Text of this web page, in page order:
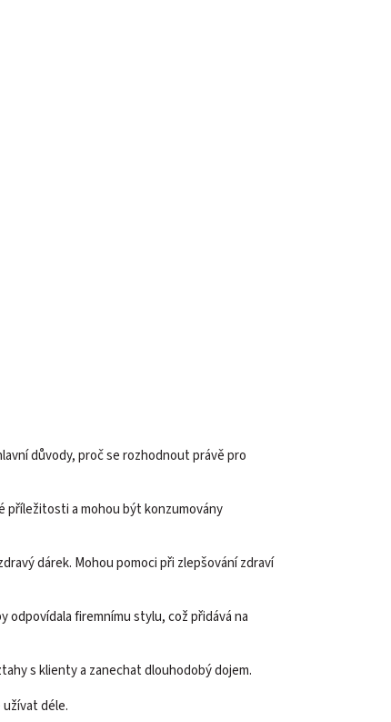
důvody, proč se rozhodnout právě pro
příležitosti a mohou být konzumovány
dárek. Mohou pomoci při zlepšování zdraví
odpovídala firemnímu stylu, což přidává na
s klienty a zanechat dlouhodobý dojem.
déle.